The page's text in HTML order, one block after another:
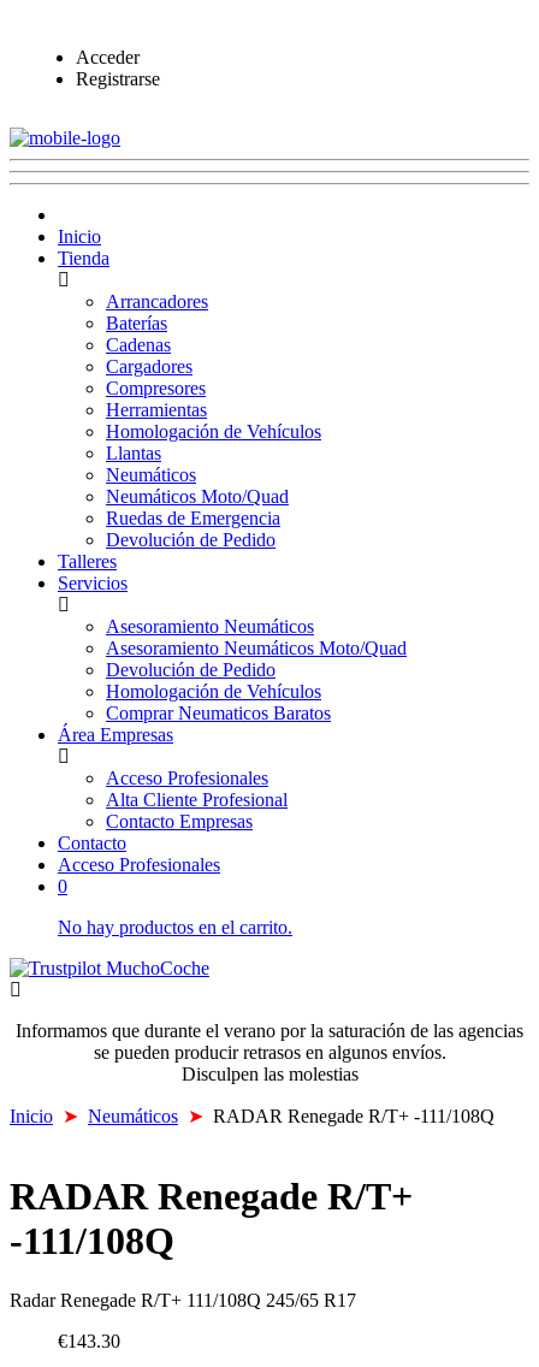
Acceder
Registrarse
Inicio
Tienda
Arrancadores
Baterías
Cadenas
Cargadores
Compresores
Herramientas
Homologación de Vehículos
Llantas
Neumáticos
Neumáticos Moto/Quad
Ruedas de Emergencia
Devolución de Pedido
Talleres
Servicios
Asesoramiento Neumáticos
Asesoramiento Neumáticos Moto/Quad
Devolución de Pedido
Homologación de Vehículos
Comprar Neumaticos Baratos
Área Empresas
Acceso Profesionales
Alta Cliente Profesional
Contacto Empresas
Contacto
Acceso Profesionales
0
No hay productos en el carrito.
Informamos que durante el verano por la saturación de las agencias
se pueden producir retrasos en algunos envíos.
Disculpen las molestias
Inicio ➤ Neumáticos ➤ RADAR Renegade R/T+ -111/108Q
RADAR Renegade R/T+
-111/108Q
Radar Renegade R/T+ 111/108Q 245/65 R17
€143.30